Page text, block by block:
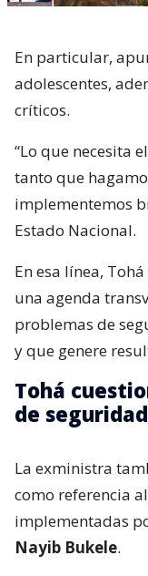
En particular,
adolescentes,
críticos.
“Lo que necesita
tanto que
implementemos
Estado Nacional.
En esa línea,
una agenda
problemas de
y que genere
Tohá
de
La exministra
como referencia
implementadas
Nayib Bukele.